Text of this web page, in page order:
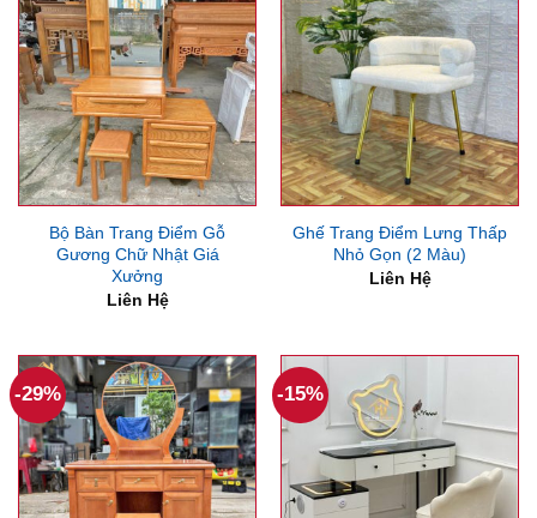
Bộ Bàn Trang Điểm Gỗ
Gương Chữ Nhật Giá
Xưởng
Liên Hệ
Ghế Trang Điểm Lưng Thấp
Nhỏ Gọn (2 Màu)
Liên Hệ
-29% -15%